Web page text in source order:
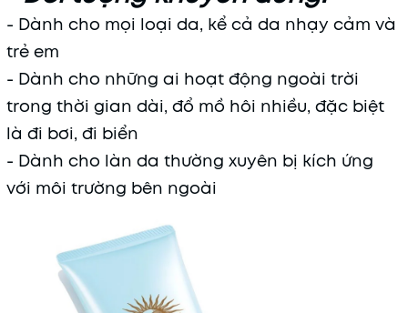
- Dành cho mọi loại da, kể cả da nhạy cảm và
trẻ em
- Dành cho những ai hoạt động ngoài trời
trong thời gian dài, đổ mồ hôi nhiều, đặc biệt
là đi bơi, đi biển
- Dành cho làn da thường xuyên bị kích ứng
với môi trường bên ngoài